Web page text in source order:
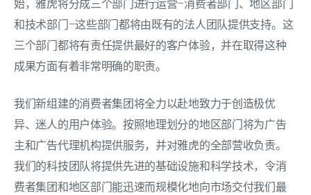
始，雅虎将分成三个部门进行运营–消费者部门、地区部门
和技术部门–这些部门都将由既有的法人团队提供支持。这
三个部门都将有责任提供最好的客户体验，并在取得这种
成果方面有着非常明确的职责。
我们新组建的消费者集团将全力以赴地致力于创造极优
异、迷人的用户体验。按照地理划分的地区部门将为广告
主和广告代理机构提供服务，并对雅虎的全部营收负责。
我们的科技团队将提供先进的基础设施和科学技术，令消
费者集团和地区部门能迅速而规模化地向市场交付我们最